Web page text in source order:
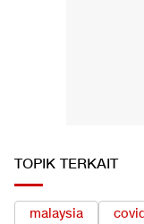
TOPIK TERKAIT
malaysia